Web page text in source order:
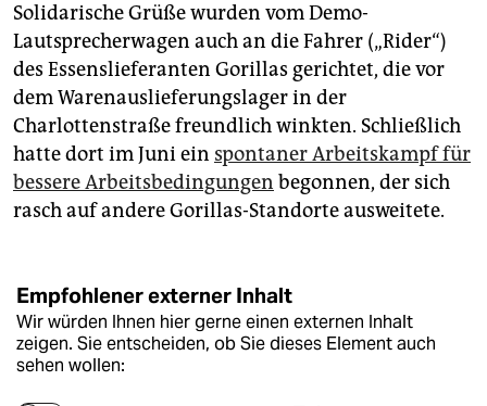
Solidarische Grüße wurden vom Demo-
Lautsprecherwagen auch an die Fahrer („Rider“)
des Essenslieferanten Gorillas gerichtet, die vor
dem Warenauslieferungslager in der
Charlottenstraße freundlich winkten. Schließlich
hatte dort im Juni ein spontaner Arbeitskampf für
bessere Arbeitsbedingungen begonnen, der sich
rasch auf andere Gorillas-Standorte ausweitete.
Empfohlener externer Inhalt
Wir würden Ihnen hier gerne einen externen Inhalt
zeigen. Sie entscheiden, ob Sie dieses Element auch
sehen wollen: